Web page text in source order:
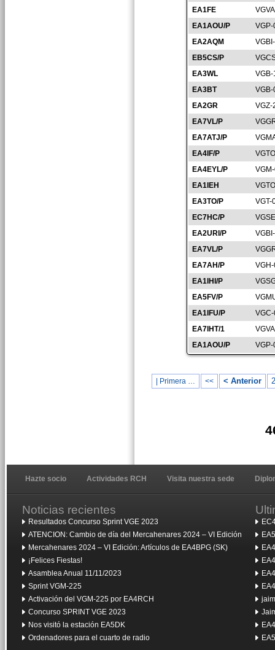
EA1FE
EA1AOU/P
EA2AQM
EB5CS/P
EA3WL
EA3BT
EA2GR
VGZ-
EA7VL/P
EA7ATJ/P
EA4IF/P
EA4EYL/P
EA1IEH
EA3TO/P
VGT-
EC7HC/P
EA2URI/P
EA7VL/P
EA7AH/P
EA1IHI/P
EA5FV/P
EA1IFU/P
EA7IHT/1
EA1AOU/P
| Primera … << < Anterior
Hazte socio Actividades RCH Visita nuestra sede
Noticias recientes
Resultados Concurso Sprint VGE 2023
ATENCION: Cambio de día del Mercahenares 2024 – VI Edición
Mercahenares 2024 – VI Edición: Artículos de EA4BPG (SK)
¡Felices Fiestas!
Asamblea Anual 11/11/2023
Sprint VGM-225
Activación del VGM-225 por EA4RCH
Concurso SPRINT VGE 2023
Nos visitó la estación EA5DK
Ordenadores para el cuarto de radio